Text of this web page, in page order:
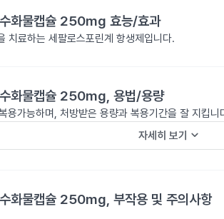
화물캡슐 250mg 효능/효과
치료하는 세팔로스포린계 항생제입니다.
화물캡슐 250mg, 용법/용량
용가능하며, 처방받은 용량과 복용기간을 잘 지킵니
자세히 보기 keyboard_arrow_down
화물캡슐 250mg, 부작용 및 주의사항